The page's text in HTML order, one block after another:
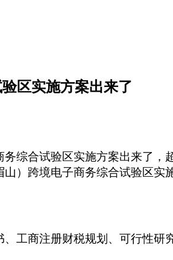
区实施方案出来了
综合试验区实施方案出来了，
）跨境电子商务综合试验区实
工商注册财税规划、可行性研